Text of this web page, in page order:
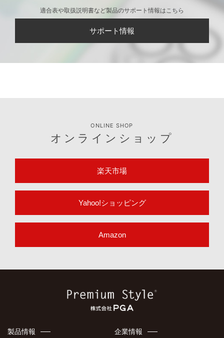
適合表や取扱説明書など製品のサポート情報はこちら
サポート情報
ONLINE SHOP
オンラインショップ
楽天市場
Yahoo!ショッピング
Amazon
製品情報 企業情報